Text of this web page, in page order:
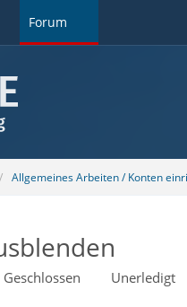
Forum
Allgemeines Arbeiten / Konten
Geschlossen Unerledigt